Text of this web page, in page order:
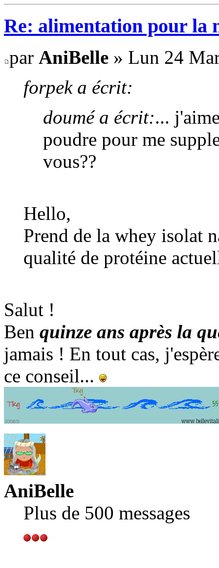
Re: alimentation pour la
par AniBelle » Lun 24
forpek a écrit:
doumé a écrit:...
poudre pour me
vous??
Hello,
Prend de la whey isolat
qualité de protéine
Salut !
Ben quinze ans après la
jamais ! En tout cas,
ce conseil...
AniBelle
Plus de 500 messages